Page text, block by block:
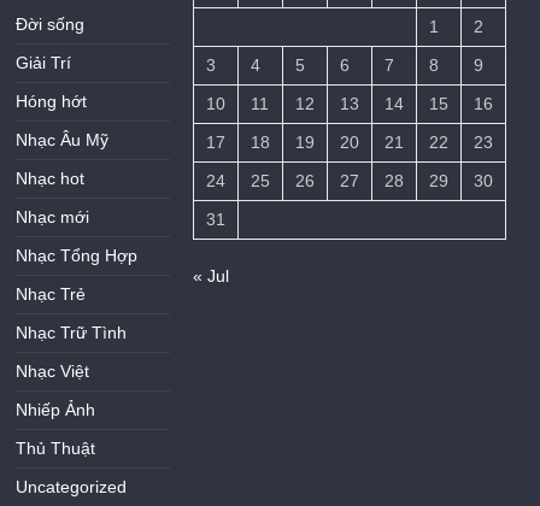
Đời sống
Giải Trí
Hóng hớt
Nhạc Âu Mỹ
Nhạc hot
Nhạc mới
Nhạc Tổng Hợp
Nhạc Trẻ
Nhạc Trữ Tình
Nhạc Việt
Nhiếp Ảnh
Thủ Thuật
Uncategorized
1
2
3
4 5 6 7 8
9
10
11 12 13 14 15
16
17
18 19 20 21 22
23
24
25 26 27 28 29
30
31
« Jul